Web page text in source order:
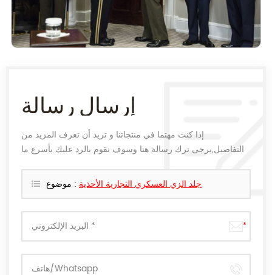
إرسال رسالة
إذا كنت مهتما في منتجاتنا و تريد أن تعرف المزيد من
التفاصيل,يرجى ترك رسالة هنا وسوف نقوم بالرد عليك بأسرع ما
موضوع : جلد الزي العسكري التجارية الأحذية